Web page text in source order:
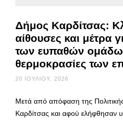
Δήμος Καρδίτσας:
αίθουσες και μέτρα
των ευπαθών
θερμοκρασίες των
20 ΙΟΥΛΊΟΥ, 2026
Μετά από απόφαση της
Καρδίτσας και αφού ελήφθησαν